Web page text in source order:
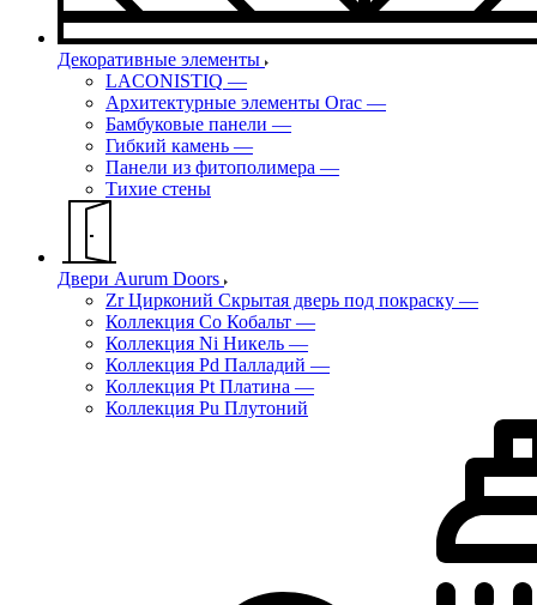
Декоративные элементы
LACONISTIQ —
Архитектурные элементы Orac —
Бамбуковые панели —
Гибкий камень —
Панели из фитополимера —
Тихие стены
Двери Aurum Doors
Zr Цирконий Скрытая дверь под покраску —
Коллекция Co Кобальт —
Коллекция Ni Никель —
Коллекция Pd Палладий —
Коллекция Pt Платина —
Коллекция Pu Плутоний